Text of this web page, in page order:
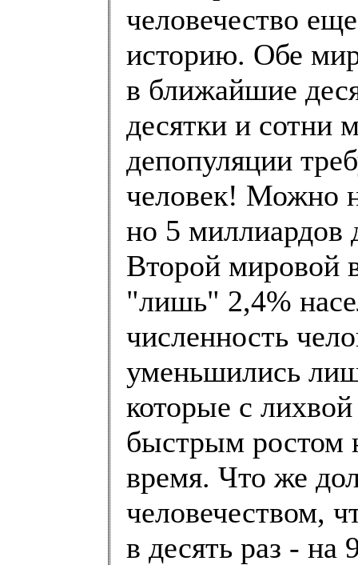
человечество
историю. Обе
в ближайшие
десятки и сотни
депопуляции
человек! Можно
но 5 миллиардов
Второй мировой
"лишь" 2,4%
численность
уменьшились
которые с
быстрым ростом
время. Что же
человечеством,
в десять раз - на